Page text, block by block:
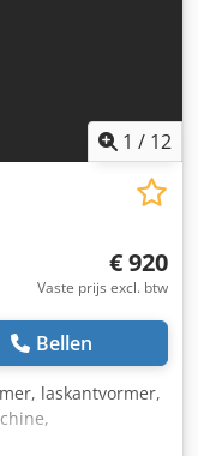
1 / 12
€ 920
Vaste prijs excl. btw
Bellen
laskantvormer,